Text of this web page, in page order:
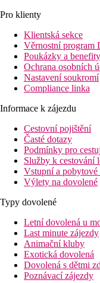
Pro klienty
Klientská sekce
Věrnostní program
Poukázky a benefity
Ochrana osobních
Nastavení soukromí
Compliance linka
Informace k zájezdu
Cestovní pojištění
Časté dotazy
Podmínky pro
Služby k cestování
Vstupní a
Výlety na dovolené
Typy dovolené
Letní dovolená u
Last minute zájezdy
Animační kluby
Exotická dovolená
Dovolená s dětmi
Poznávací zájezdy